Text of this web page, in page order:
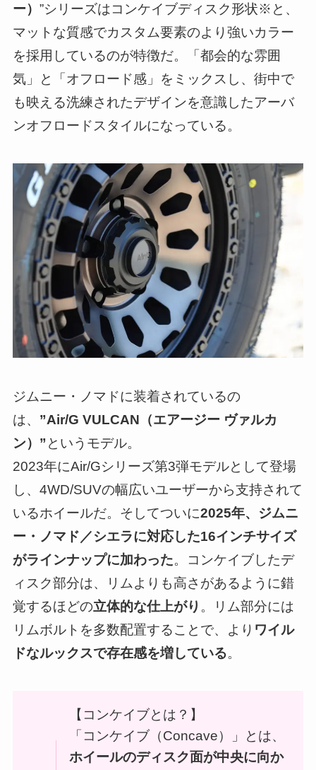
ー） ”シリーズはコンケイブディスク形状※と、
マットな質感でカスタム要素のより強いカラー
を採用しているのが特徴だ。「都会的な雰囲
気」と「オフロード感」をミックスし、街中で
も映える洗練されたデザインを意識したアーバ
ンオフロードスタイルになっている。
ジムニー・ノマドに装着されているの
は、 ”Air/G VULCAN（エアージー ヴァルカ
ン）” というモデル。
2023年にAir/Gシリーズ第3弾モデルとして登場
し、4WD/SUVの幅広いユーザーから支持されて
いるホイールだ。そしてついに2025年、ジムニ
ー・ノマド／シエラに対応した16インチサイズ
がラインナップに加わった。コンケイブしたデ
ィスク部分は、リムよりも高さがあるように錯
覚するほどの立体的な仕上がり 。リム部分には
リムボルトを多数配置することで、より ワイル
ドなルックスで存在感を増している。
【コンケイブとは？】
「コンケイブ（Concave）」とは、
ホイールのディスク面が中央に向か